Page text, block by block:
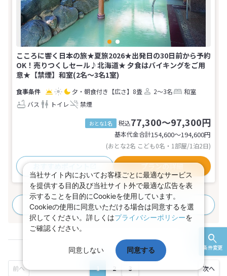
条件変更
こころに響く日本の旅★夏旅2026★出発日の30日前から予約
OK！売りつくしセール♪北海道★ 夕食はバイキングをご用
意★【禁煙】和室(2名～3名1室)
夕・朝食付き 【広さ】8畳 2～3名
和室
バス
トイレ 禁煙
おとな1名 税込77,300～97,300円
基本代金合計154,600〜194,600円
(おとな2名 こども0名・1部屋/1泊2日)
すべてのプランを見る(3プラン、3部屋タイプ)
1 2 3
当社サイト内においてお客様ごとに最適なサービス
を提供する目的及び当社サイト外で最適な広告を表
示することを目的にCookieを使用しています。
Cookieの使用に同意いただける場合は同意するを選
択してください。詳しくはプライバシーポリシーを
ご確認ください。
同意しない 同意する